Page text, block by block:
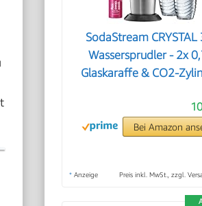
SodaStream CRYSTAL
Wassersprudler - 2x
Glaskaraffe & CO2-
Bei Amazon
* Anzeige Preis inkl. MwSt., zzgl.